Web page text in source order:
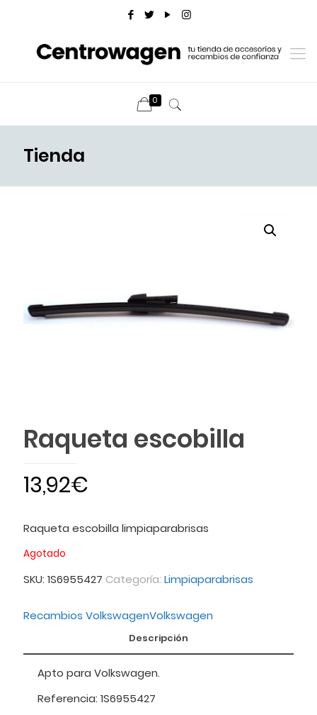
0
Tienda
Raqueta escobilla
13,92€
Raqueta escobilla limpiaparabrisas
Agotado
SKU: 1S6955427 Categoría: Limpiaparabrisas
Recambios VolkswagenVolkswagen
Descripción
Apto para Volkswagen.
Referencia: 1S6955427